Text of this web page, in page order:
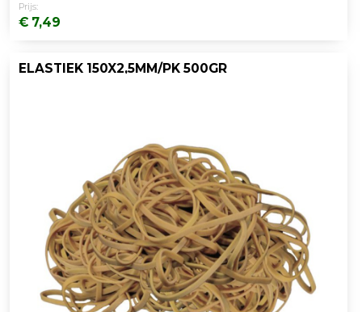
Prijs:
€ 7,49
ELASTIEK 150X2,5MM/PK 500GR